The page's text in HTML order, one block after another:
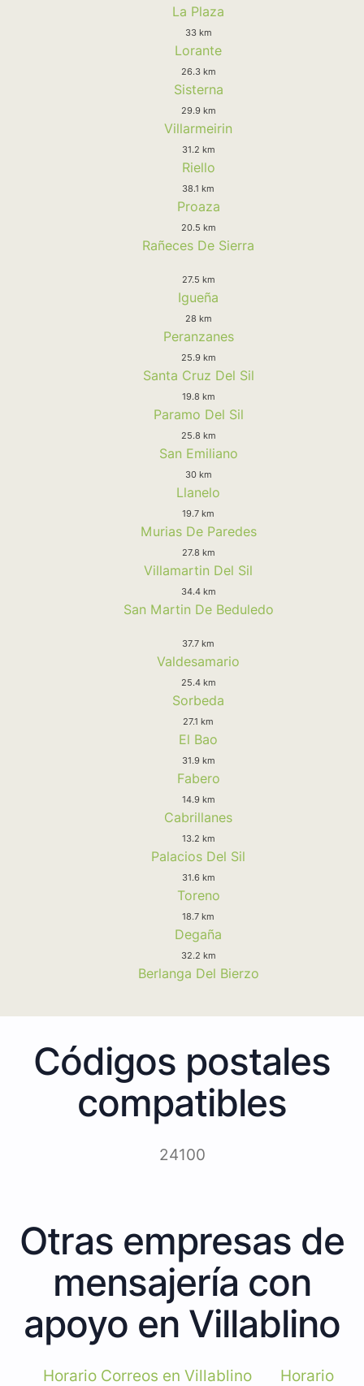
La Plaza
33 km
Lorante
26.3 km
Sisterna
29.9 km
Villarmeirin
31.2 km
Riello
38.1 km
Proaza
20.5 km
Rañeces De Sierra
27.5 km
Igueña
28 km
Peranzanes
25.9 km
Santa Cruz Del Sil
19.8 km
Paramo Del Sil
25.8 km
San Emiliano
30 km
Llanelo
19.7 km
Murias De Paredes
27.8 km
Villamartin Del Sil
34.4 km
San Martin De Beduledo
37.7 km
Valdesamario
25.4 km
Sorbeda
27.1 km
El Bao
31.9 km
Fabero
14.9 km
Cabrillanes
13.2 km
Palacios Del Sil
31.6 km
Toreno
18.7 km
Degaña
32.2 km
Berlanga Del Bierzo
Códigos postales
compatibles
24100
Otras empresas de
mensajería con
apoyo en Villablino
Horario Correos en Villablino Horario